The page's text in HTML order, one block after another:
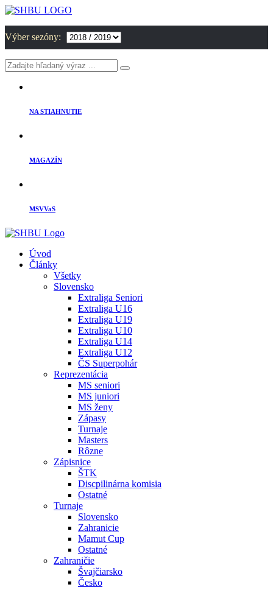
Výber sezóny:
NA STIAHNUTIE
MAGAZÍN
MSVVaS
Úvod
Články
Všetky
Slovensko
Extraliga Seniori
Extraliga U16
Extraliga U19
Extraliga U10
Extraliga U14
Extraliga U12
ČS Superpohár
Reprezentácia
MS seniori
MS juniori
MS ženy
Zápasy
Turnaje
Masters
Rôzne
Zápisnice
ŠTK
Discpilinárna komisia
Ostatné
Turnaje
Slovensko
Zahranicie
Mamut Cup
Ostatné
Zahraničie
Švajčiarsko
Česko